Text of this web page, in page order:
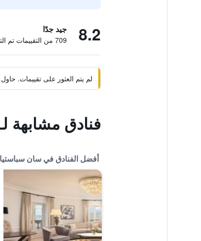
8.2 جيد جدًا
709 من التقييمات تم التحقق منها
لم يتم العثور على تقييمات.
فنادق مشابهة
أفضل الفنادق في سان